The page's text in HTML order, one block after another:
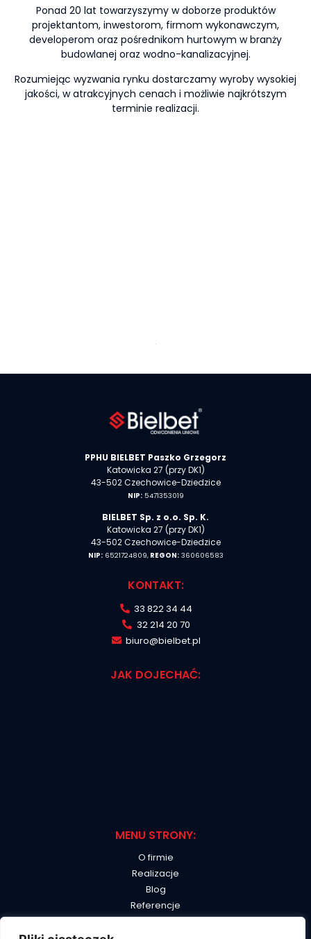
Ponad 20 lat towarzyszymy w doborze produktów
projektantom, inwestorom, firmom wykonawczym,
developerom oraz pośrednikom hurtowym w branży
budowlanej oraz wodno-kanalizacyjnej.
Rozumiejąc wyzwania rynku dostarczamy wyroby wysokiej
jakości, w atrakcyjnych cenach i możliwie najkrótszym
terminie realizacji.
PPHU BIELBET Paszko Grzegorz
Katowicka 27 (przy DK1)
43-502 Czechowice-Dziedzice
NIP:5471353019
BIELBET Sp. z o.o. Sp. K.
Katowicka 27 (przy DK1)
43-502 Czechowice-Dziedzice
NIP:6521724809,REGON:360606583
KONTAKT:
33 822 34 44
32 214 20 70
biuro@bielbet.pl
JAK DOJECHAĆ:
MENU STRONY:
O firmie
Realizacje
Blog
Referencje
B2B